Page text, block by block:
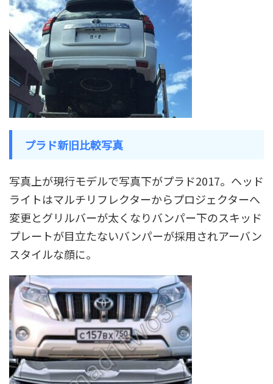
プラド新旧比較写真
写真上が現行モデルで写真下がプラド2017。ヘッド
ライトはマルチリフレクターからプロジェクターへ
変更とグリルバーが太くなりバンパー下のスキッド
プレートが目立たないバンパーが採用されアーバン
スタイルな顔に。